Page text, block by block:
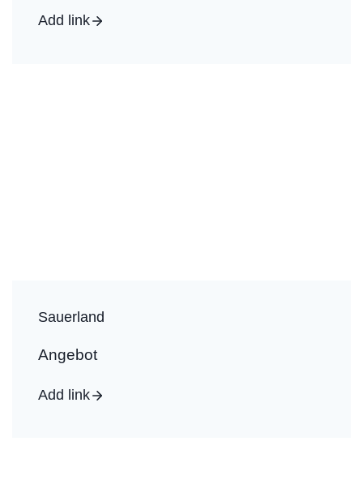
Add link
Sauerland
Angebot
Add link